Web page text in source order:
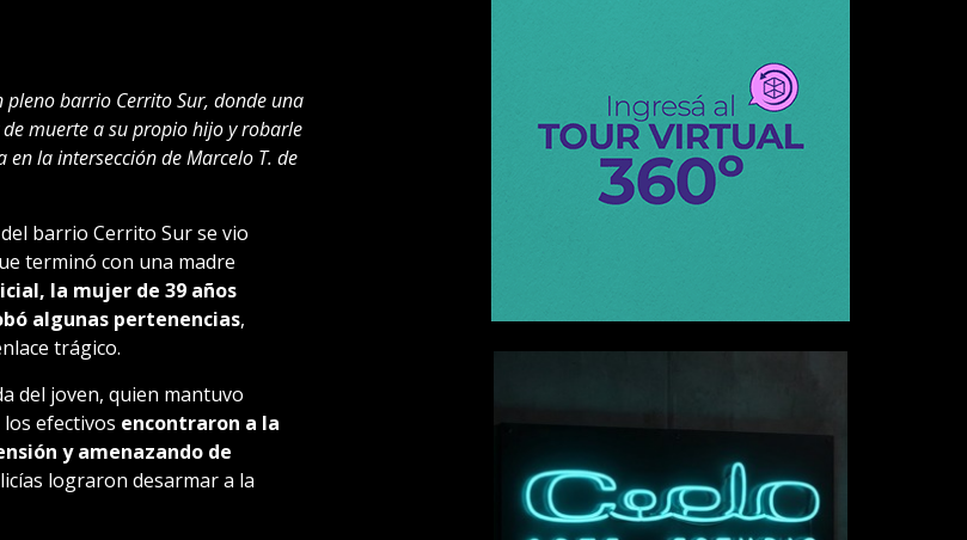
barrio Cerrito Sur, donde una
muerte a su propio hijo y robarle
la intersección de Marcelo T. de
barrio Cerrito Sur se vio
terminó con una madre
la mujer de 39 años
algunas pertenencias,
trágico.
del joven, quien mantuvo
efectivos encontraron a la
y amenazando de
lograron desarmar a la